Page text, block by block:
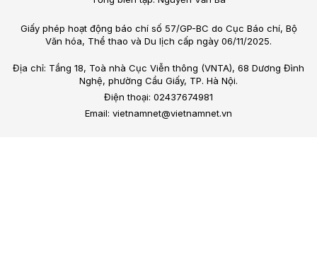
Giấy phép hoạt động báo chí số 57/GP-BC do Cục Báo chí, Bộ
Văn hóa, Thể thao và Du lịch cấp ngày 06/11/2025.
Địa chỉ: Tầng 18, Toà nhà Cục Viễn thông (VNTA), 68 Dương Đình
Nghệ, phường Cầu Giấy, TP. Hà Nội.
Điện thoại: 02437674981
Email: vietnamnet@vietnamnet.vn